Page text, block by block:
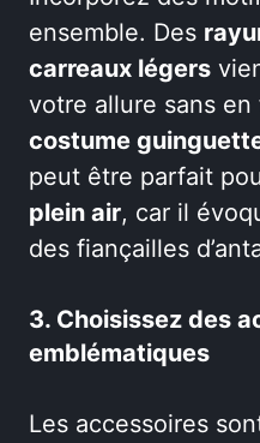
ensemble. Des
carreaux légers
votre allure sans
costume
peut être parfait
plein air, car il
des fiançailles
3. Choisissez des
emblématiques
Les accessoires